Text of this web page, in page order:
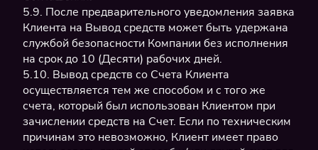
5.9. После предварительного уведомления заявка
Клиента на Вывод средств может быть удержана
службой безопасности Компании без исполнения
на срок до 10 (Десяти) рабочих дней.
5.10. Вывод средств со Счета Клиента
осуществляется тем же способом и с того же
счета, который был использован Клиентом при
зачислении средств на Счет. Если по техническим
причинам это невозможно, Клиент имеет право